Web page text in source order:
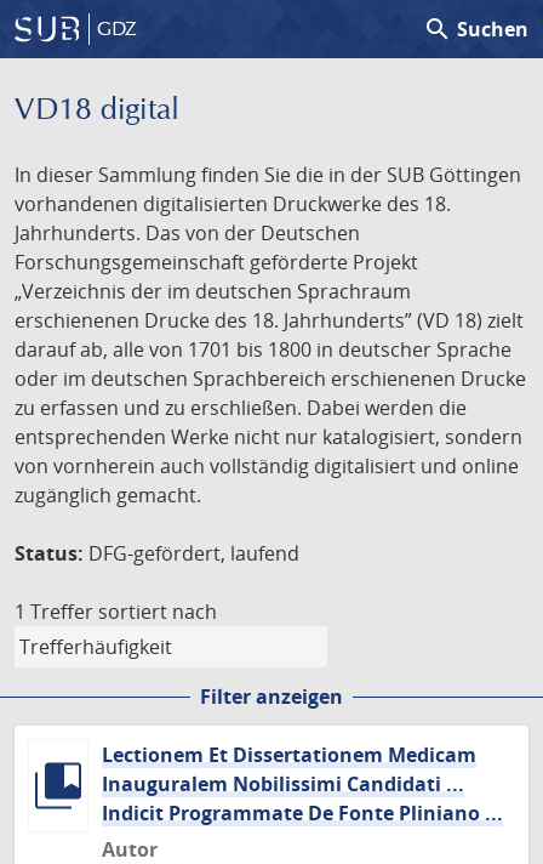
GDZ search Suchen
VD18 digital
In dieser Sammlung finden Sie die in der SUB Göttingen
vorhandenen digitalisierten Druckwerke des 18.
Jahrhunderts. Das von der Deutschen
Forschungsgemeinschaft geförderte Projekt
„Verzeichnis der im deutschen Sprachraum
erschienenen Drucke des 18. Jahrhunderts” (VD 18) zielt
darauf ab, alle von 1701 bis 1800 in deutscher Sprache
oder im deutschen Sprachbereich erschienenen Drucke
zu erfassen und zu erschließen. Dabei werden die
entsprechenden Werke nicht nur katalogisiert, sondern
von vornherein auch vollständig digitalisiert und online
zugänglich gemacht.
Status: DFG-gefördert, laufend
1 Treffer sortiert nach
Filter anzeigen
Lectionem Et Dissertationem Medicam
Inauguralem Nobilissimi Candidati ...
Indicit Programmate De Fonte Pliniano ...
Autor